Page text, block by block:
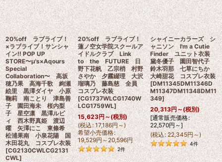
20%off ラブライブ！
×ラブライブ！サンシャ
イン!! POP UP
STORE〜μ's×Aqours
Special
Collaboration〜 高坂
穂乃果 高海千歌 絢瀬
絵里 黒澤ダイヤ 小原
鞠莉 南ことり 津島善
子 園田海未 桜内梨
子 星空凛 黒澤ルビ
ィ 西木野真姫 渡辺
曜 矢澤にこ 東條希
松浦果南 小泉花陽 国
木田花丸 コスプレ衣装
[CG2130CWLCG2131
CWL]
20%off ラブライブ！
蓮ノ空女学院スクールア
イドルクラブ Link
to the FUTURE 日
野下花帆 乙宗梢 村野
さやか 夕霧綴理 大沢
瑠璃乃 藤島慈 全員
コスプレ衣装
[CG1737WLCG1740W
LCG1759WL]
15,623円～(税別)
(税込: 17,186円～)
希望小売価格:
19,529円～20,596円
2件
シャイニーカラーズ シ
ャニソン I'm a Cutie
Finder ユニット衣装
黛冬優子 園田智代子
鈴木羽那 七草にちか
大崎甜花 コスプレ衣装
[DM11345DM11346D
M11347DM11348DM11
349]
20,313円 ～(税別)
[通常販売価格:
22,570円～]
(税込: 22,345円～)
4件